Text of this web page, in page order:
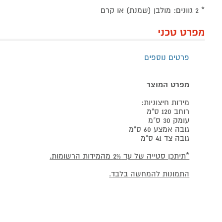
* 2 גוונים: מולבן (שמנת) או קרם
מפרט טכני
פרטים נוספים
מפרט המוצר
מידות חיצוניות:
רוחב 120 ס"מ
עומק 30 ס"מ
גובה אמצע 60 ס"מ
גובה צד 41 ס"מ
*תיתכן סטייה של עד 2% מהמידות הרשומות.
התמונות להמחשה בלבד.